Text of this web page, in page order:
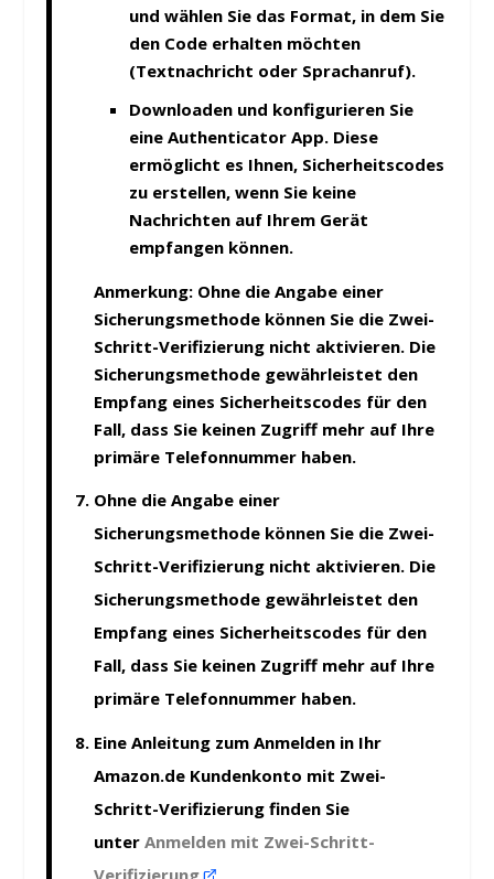
und wählen Sie das Format, in dem Sie
den Code erhalten möchten
(Textnachricht oder Sprachanruf).
Downloaden und konfigurieren Sie
eine Authenticator App. Diese
ermöglicht es Ihnen, Sicherheitscodes
zu erstellen, wenn Sie keine
Nachrichten auf Ihrem Gerät
empfangen können.
Anmerkung: Ohne die Angabe einer
Sicherungsmethode können Sie die Zwei-
Schritt-Verifizierung nicht aktivieren. Die
Sicherungsmethode gewährleistet den
Empfang eines Sicherheitscodes für den
Fall, dass Sie keinen Zugriff mehr auf Ihre
primäre Telefonnummer haben.
Ohne die Angabe einer
Sicherungsmethode können Sie die Zwei-
Schritt-Verifizierung nicht aktivieren. Die
Sicherungsmethode gewährleistet den
Empfang eines Sicherheitscodes für den
Fall, dass Sie keinen Zugriff mehr auf Ihre
primäre Telefonnummer haben.
Eine Anleitung zum Anmelden in Ihr
Amazon.de Kundenkonto mit Zwei-
Schritt-Verifizierung finden Sie
unter Anmelden mit Zwei-Schritt-